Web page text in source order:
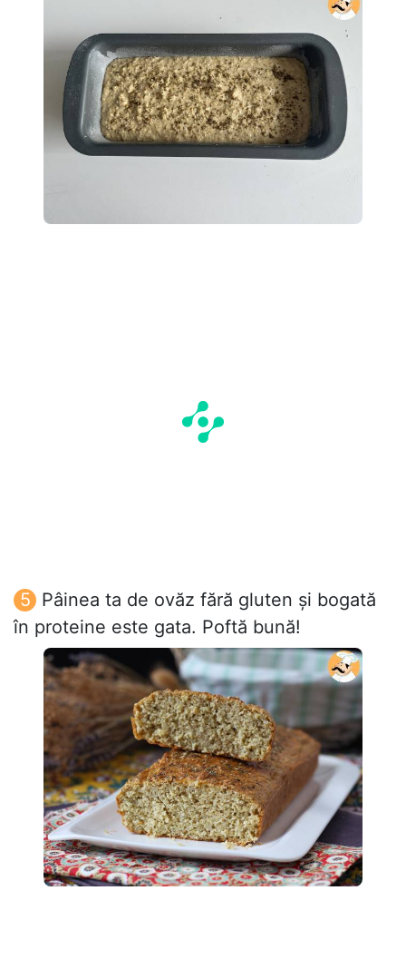
Pâinea ta de ovăz fără gluten și bogată
în proteine este gata. Poftă bună!